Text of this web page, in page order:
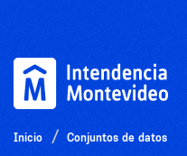
Inicio Conjuntos de datos